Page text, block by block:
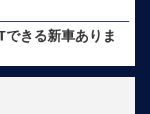
きる新車ありま